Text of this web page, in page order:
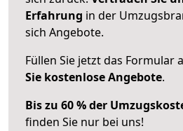
Erfahrung in der
sich Angebote.
Füllen Sie jetzt das Formular
Sie kostenlose Angebote.
Bis zu 60 % der
finden Sie nur bei uns!